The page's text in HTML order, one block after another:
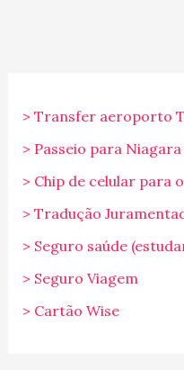
> Transfer aeroporto
> Passeio para Niagara
> Chip de celular para
> Tradução
> Seguro saúde
> Seguro Viagem
> Cartão Wise